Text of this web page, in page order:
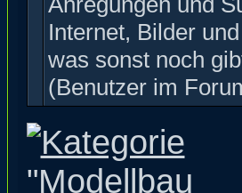
Internet, Bilder
was sonst noch
(Benutzer im